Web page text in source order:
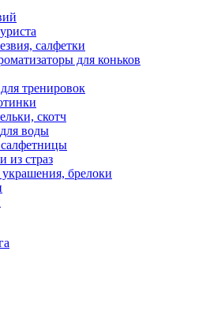
салфетки
для коньков
тренировок
скотч
воды
из страз
брелоки